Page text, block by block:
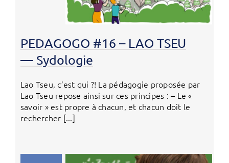
PEDAGOGO #16 – LAO TSEU
— Sydologie
Lao Tseu, c’est qui ?! La pédagogie proposée par
Lao Tseu repose ainsi sur ces principes : – Le «
savoir » est propre à chacun, et chacun doit le
rechercher [...]